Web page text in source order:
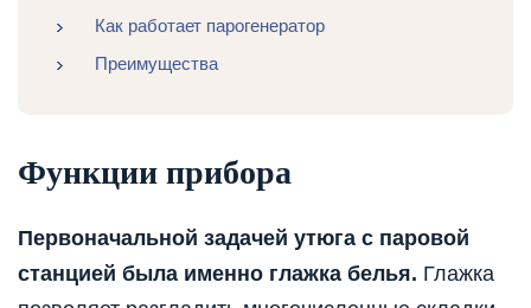
Как работает парогенератор
Преимущества
Функции прибора
Первоначальной задачей утюга с паровой
станцией была именно глажка белья. Глажка